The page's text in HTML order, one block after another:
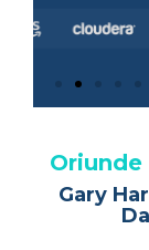
Gary